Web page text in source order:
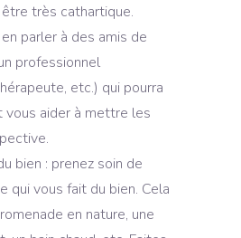
très cathartique.
parler à des amis de
professionnel
etc.) qui pourra
aider à mettre les
bien : prenez soin de
qui vous fait du bien. Cela
en nature, une